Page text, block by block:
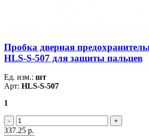
Пробка дверная
HLS-S-507 для защиты пальцев
Ед. изм.: шт
Арт: HLS-S-507
1
337.25 р.